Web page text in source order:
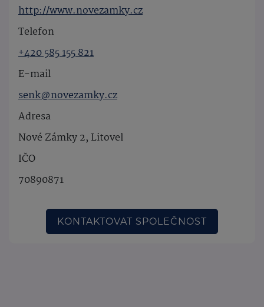
http://www.novezamky.cz
Telefon
+420 585 155 821
E-mail
senk@novezamky.cz
Adresa
Nové Zámky 2, Litovel
IČO
70890871
KONTAKTOVAT SPOLEČNOST